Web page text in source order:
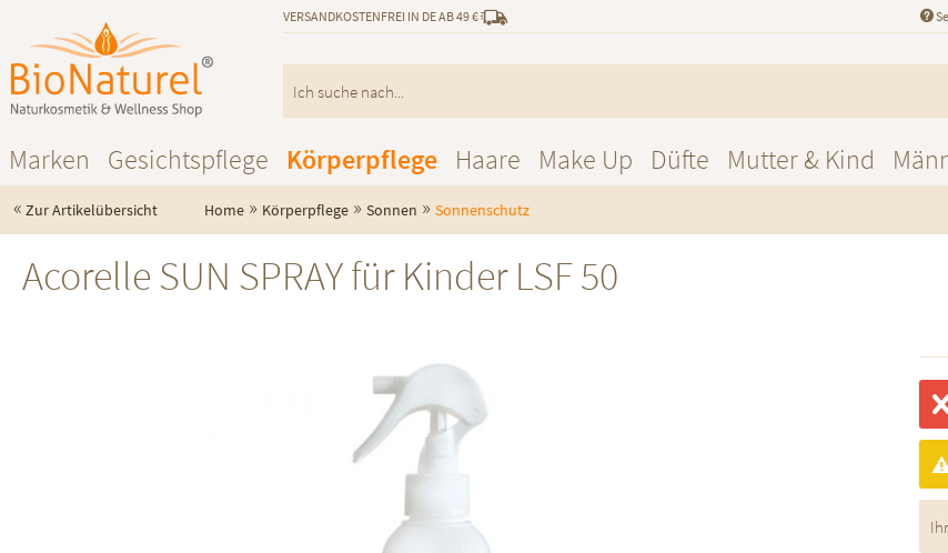
VERSANDKOSTENFREI IN DE AB 49 €
Marken Gesichtspflege Körperpflege Haare Make Up Düfte Mutter & Kind
« Zur Artikelübersicht Home » Körperpflege » Sonnen » Sonnenschutz
Acorelle SUN SPRAY für Kinder LSF 50